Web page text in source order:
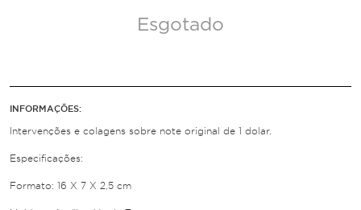
Esgotado
INFORMAÇÕES:
Intervenções e colagens sobre note original de 1 dolar.
Especificações:
Formato: 16 X 7 X 2,5 cm